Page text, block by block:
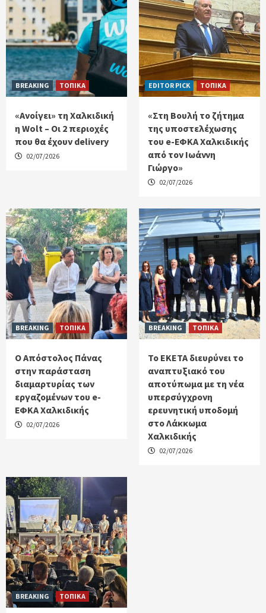
BREAKING ΤΟΠΙΚΑ
«Ανοίγει» τη Χαλκιδική
η Wolt – Οι 2 περιοχές
που θα έχουν delivery
02/07/2026
EDITOR PICK ΤΟΠΙΚΑ
«Στη Βουλή το ζήτημα
της υποστελέχωσης
του e-ΕΦΚΑ Χαλκιδικής
από τον Ιωάννη
Γιώργο»
02/07/2026
BREAKING ΤΟΠΙΚΑ
Ο Απόστολος Πάνας
στην παράσταση
διαμαρτυρίας των
εργαζομένων του e-
ΕΦΚΑ Χαλκιδικής
02/07/2026
BREAKING ΤΟΠΙΚΑ
Το ΕΚΕΤΑ διευρύνει το
αναπτυξιακό του
αποτύπωμα με τη νέα
υπερσύγχρονη
ερευνητική υποδομή
στο Λάκκωμα
Χαλκιδικής
02/07/2026
BREAKING ΤΟΠΙΚΑ